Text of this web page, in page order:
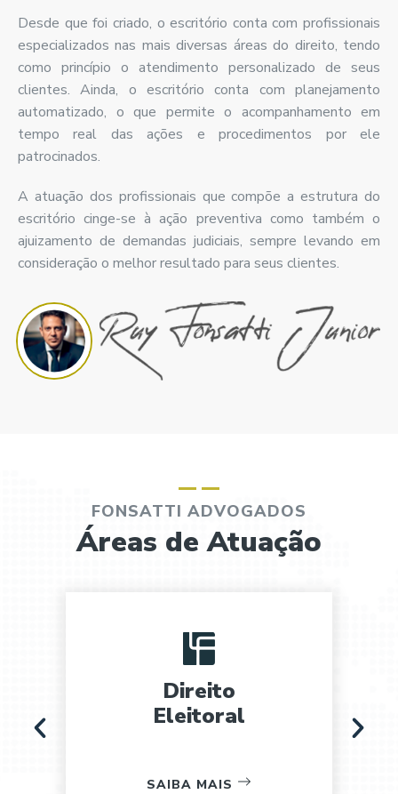
Desde que foi criado, o escritório conta com profissionais
especializados nas mais diversas áreas do direito, tendo
como princípio o atendimento personalizado de seus
clientes. Ainda, o escritório conta com planejamento
automatizado, o que permite o acompanhamento em
tempo real das ações e procedimentos por ele
patrocinados.
A atuação dos profissionais que compõe a estrutura do
escritório cinge-se à ação preventiva como também o
ajuizamento de demandas judiciais, sempre levando em
consideração o melhor resultado para seus clientes.
FONSATTI ADVOGADOS
Áreas de Atuação
Direito
Eleitoral
SAIBA MAIS